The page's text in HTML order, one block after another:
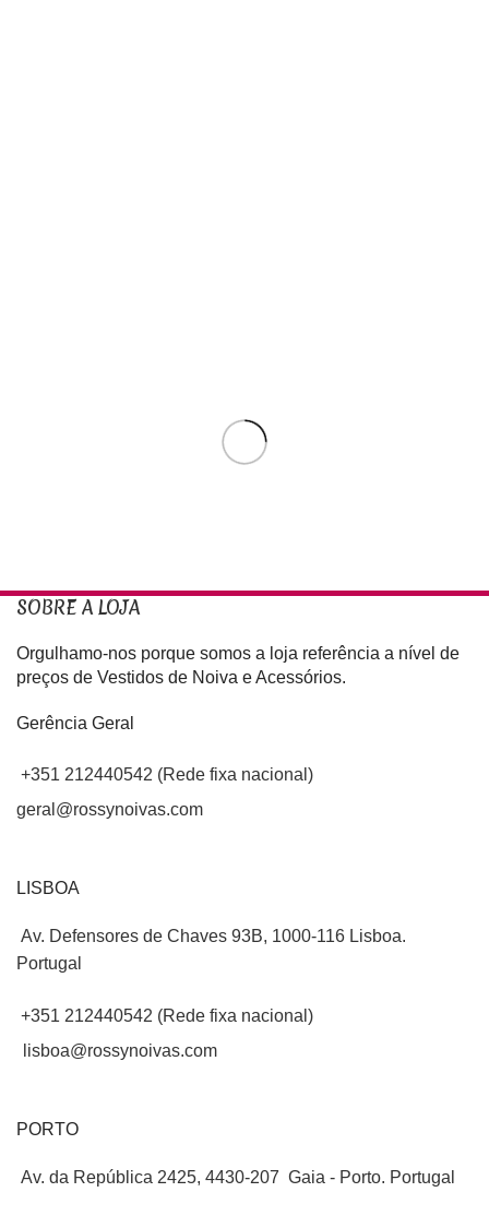
SOBRE A LOJA
Orgulhamo-nos porque somos a loja referência a nível de
preços de Vestidos de Noiva e Acessórios.
Gerência Geral
+351 212440542 (Rede fixa nacional)
geral@rossynoivas.com
LISBOA
Av. Defensores de Chaves 93B, 1000-116 Lisboa.
Portugal
+351 212440542 (Rede fixa nacional)
lisboa@rossynoivas.com
PORTO
Av. da República 2425, 4430-207 Gaia - Porto. Portugal